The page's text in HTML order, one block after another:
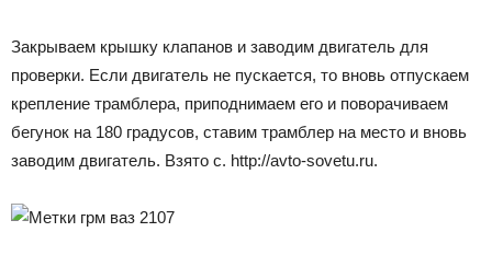
Закрываем крышку клапанов и заводим двигатель для
проверки. Если двигатель не пускается, то вновь отпускаем
крепление трамблера, приподнимаем его и поворачиваем
бегунок на 180 градусов, ставим трамблер на место и вновь
заводим двигатель. Взято с. http://avto-sovetu.ru.